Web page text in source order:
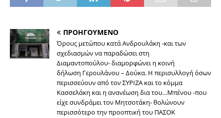
ΠΡΟΗΓΟΥΜΕΝΟ
Όρους μετώπου κατά Ανδρουλάκη -και των
σχεδιασμών να παραδώσει στη
Διαμαντοπούλου- διαμορφώνει η κοινή
δήλωση Γερουλάνου – Δούκα. Η περισυλλογή όσων
περισσεύουν από τον ΣΥΡΙΖΑ και το κόμμα
Κασσελάκη και η ανανέωση δια του…Μπένου -που
είχε συνδράμει τον Μητσοτάκη- θολώνουν
περισσότερο την προοπτική του ΠΑΣΟΚ